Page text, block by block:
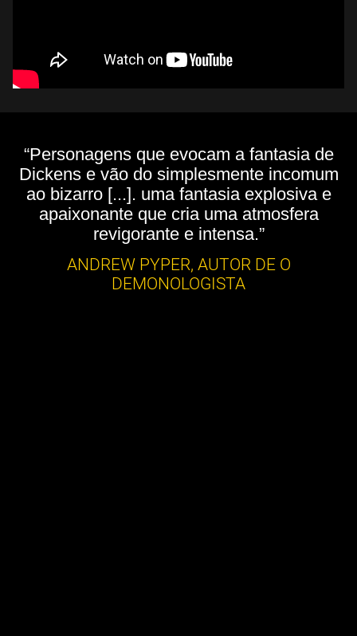
“Personagens que evocam a fantasia de
Dickens e vão do simplesmente incomum
ao bizarro [...]. uma fantasia explosiva e
apaixonante que cria uma atmosfera
revigorante e intensa.”
ANDREW PYPER, AUTOR DE O
DEMONOLOGISTA